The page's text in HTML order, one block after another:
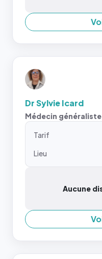
Dr Sylvie Icard
Médecin généraliste
Tarif
Lieu
Aucune